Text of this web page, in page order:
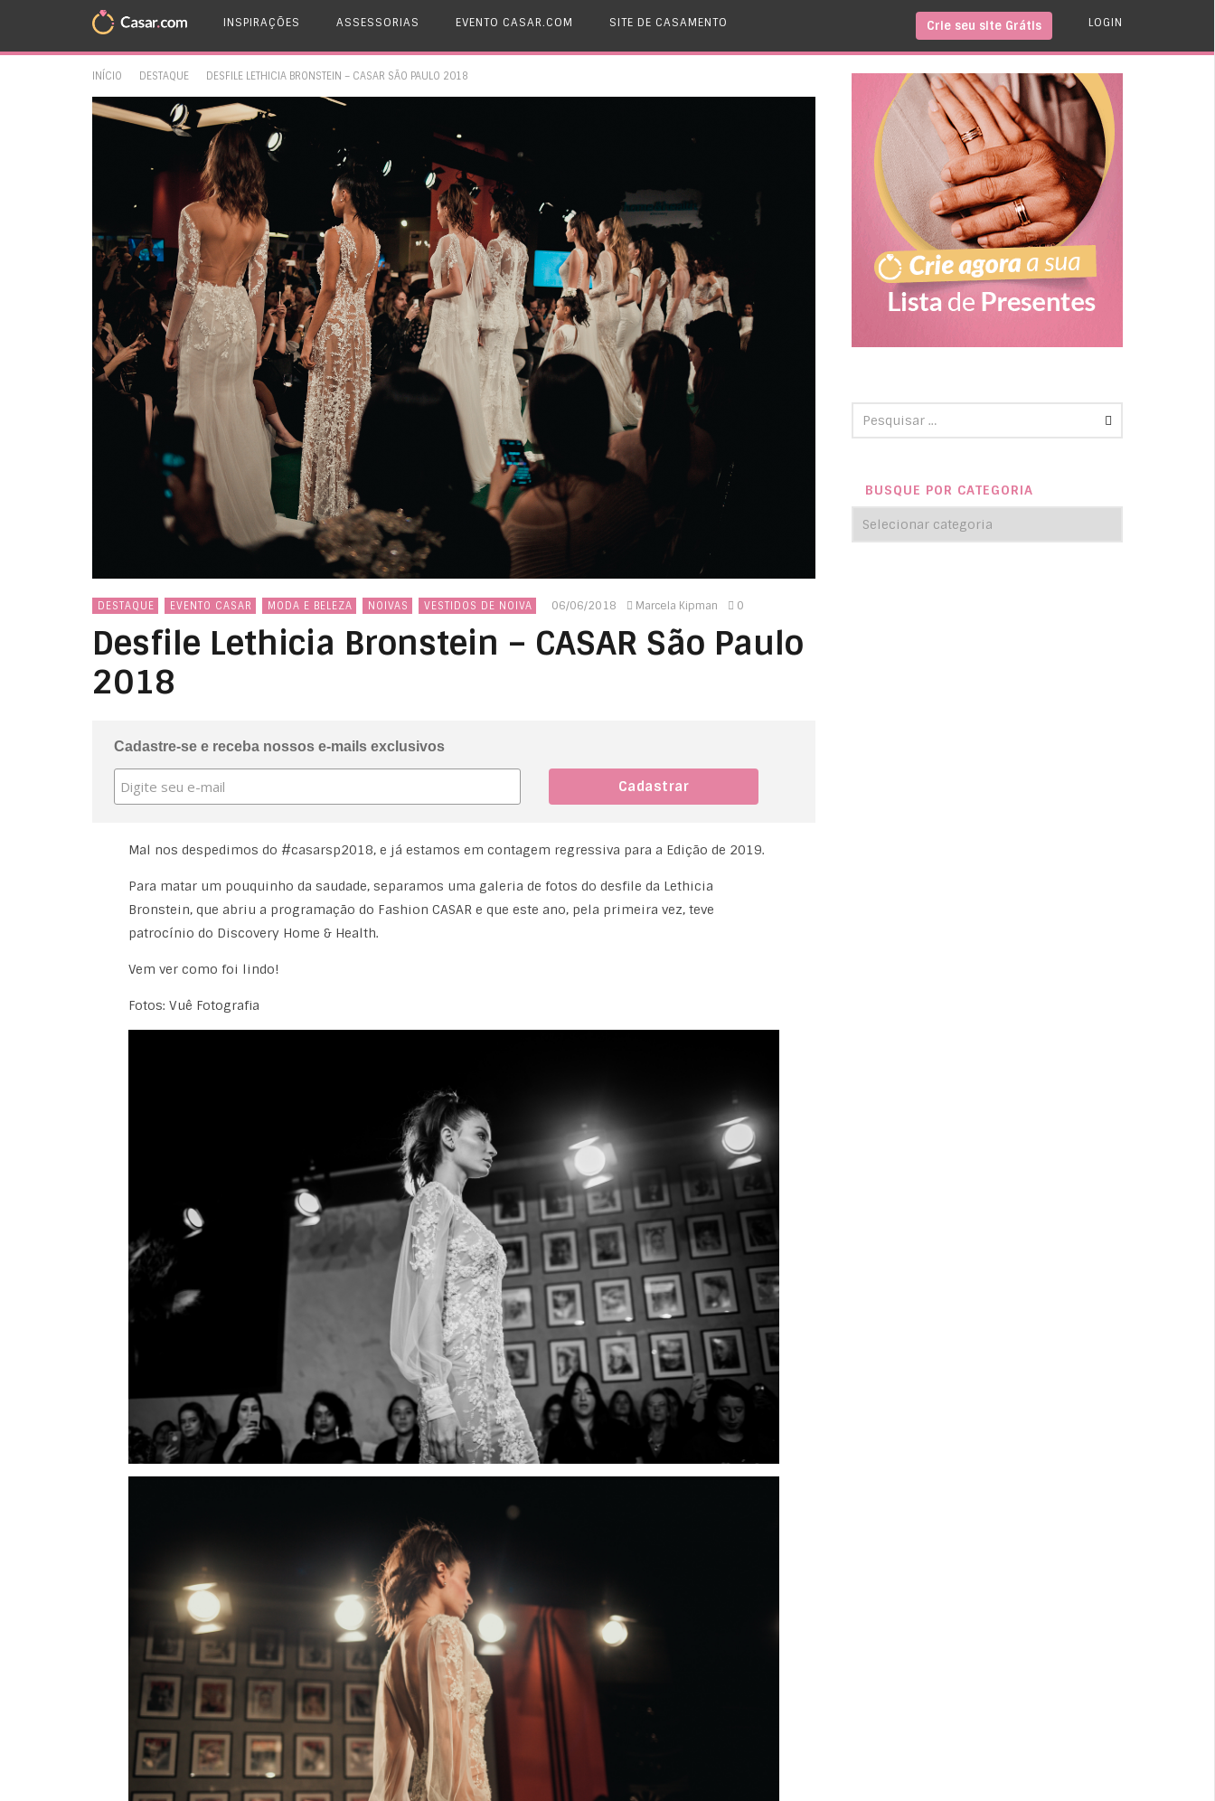
INSPIRAÇÕES ASSESSORIAS EVENTO CASAR.COM SITE DE CASAMENTO LOGIN
Crie seu site Grátis
INÍCIO DESTAQUE DESFILE LETHICIA BRONSTEIN – CASAR SÃO PAULO 2018
DESTAQUE EVENTO CASAR MODA E BELEZA NOIVAS VESTIDOS DE NOIVA 06/06/2018 Marcela Kipman 0
Desfile Lethicia Bronstein – CASAR São Paulo
2018
Cadastre-se e receba nossos e-mails exclusivos
Mal nos despedimos do #casarsp2018, e já estamos em contagem regressiva para a Edição de 2019.
Para matar um pouquinho da saudade, separamos uma galeria de fotos do desfile da Lethicia
Bronstein, que abriu a programação do Fashion CASAR e que este ano, pela primeira vez, teve
patrocínio do Discovery Home & Health.
Vem ver como foi lindo!
Fotos: Vuê Fotografia
BUSQUE POR CATEGORIA